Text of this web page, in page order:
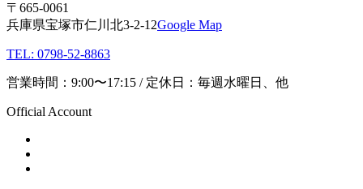
〒665-0061
兵庫県宝塚市仁川北3-2-12Google Map
TEL: 0798-52-8863
営業時間：9:00〜17:15 / 定休日：毎週水曜日、他
Official Account